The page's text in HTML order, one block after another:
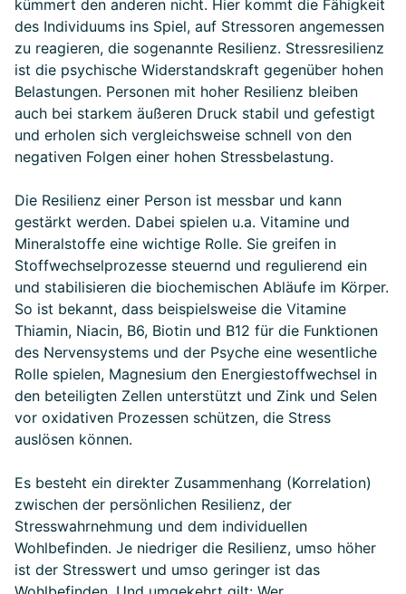
kümmert den anderen nicht. Hier kommt die Fähigkeit
des Individuums ins Spiel, auf Stressoren angemessen
zu reagieren, die sogenannte Resilienz. Stressresilienz
ist die psychische Widerstandskraft gegenüber hohen
Belastungen. Personen mit hoher Resilienz bleiben
auch bei starkem äußeren Druck stabil und gefestigt
und erholen sich vergleichsweise schnell von den
negativen Folgen einer hohen Stressbelastung.
Die Resilienz einer Person ist messbar und kann
gestärkt werden. Dabei spielen u.a. Vitamine und
Mineralstoffe eine wichtige Rolle. Sie greifen in
Stoffwechselprozesse steuernd und regulierend ein
und stabilisieren die biochemischen Abläufe im Körper.
So ist bekannt, dass beispielsweise die Vitamine
Thiamin, Niacin, B6, Biotin und B12 für die Funktionen
des Nervensystems und der Psyche eine wesentliche
Rolle spielen, Magnesium den Energiestoffwechsel in
den beteiligten Zellen unterstützt und Zink und Selen
vor oxidativen Prozessen schützen, die Stress
auslösen können.
Es besteht ein direkter Zusammenhang (Korrelation)
zwischen der persönlichen Resilienz, der
Stresswahrnehmung und dem individuellen
Wohlbefinden. Je niedriger die Resilienz, umso höher
ist der Stresswert und umso geringer ist das